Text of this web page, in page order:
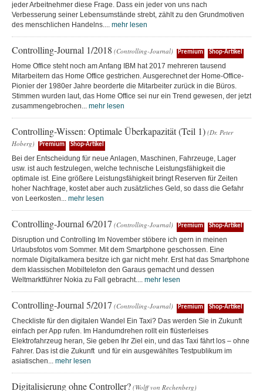
jeder Arbeitnehmer diese Frage. Dass ein jeder von uns nach
Verbesserung seiner Lebensumstände strebt, zählt zu den Grundmotiven
des menschlichen Handelns.... mehr lesen
Controlling-Journal 1/2018 (Controlling-Journal) Premium Shop-Artikel
Home Office steht noch am Anfang IBM hat 2017 mehreren tausend
Mitarbeitern das Home Office gestrichen. Ausgerechnet der Home-Office-
Pionier der 1980er Jahre beorderte die Mitarbeiter zurück in die Büros.
Stimmen wurden laut, das Home Office sei nur ein Trend gewesen, der jetzt
zusammengebrochen... mehr lesen
Controlling-Wissen: Optimale Überkapazität (Teil 1) (Dr. Peter
Hoberg)
Premium Shop-Artikel
Bei der Entscheidung für neue Anlagen, Maschinen, Fahrzeuge, Lager
usw. ist auch festzulegen, welche technische Leistungsfähigkeit die
optimale ist. Eine größere Leistungsfähigkeit bringt Reserven für Zeiten
hoher Nachfrage, kostet aber auch zusätzliches Geld, so dass die Gefahr
von Leerkosten... mehr lesen
Controlling-Journal 6/2017 (Controlling-Journal) Premium Shop-Artikel
Disruption und Controlling Im November stöbere ich gern in meinen
Urlaubsfotos vom Sommer. Mit dem Smartphone geschossen. Eine
normale Digitalkamera besitze ich gar nicht mehr. Erst hat das Smartphone
dem klassischen Mobiltelefon den Garaus gemacht und dessen
Weltmarktführer Nokia zu Fall gebracht.... mehr lesen
Controlling-Journal 5/2017 (Controlling-Journal) Premium Shop-Artikel
Checkliste für den digitalen Wandel Ein Taxi? Das werden Sie in Zukunft
einfach per App rufen. Im Handumdrehen rollt ein flüsterleises
Elektrofahrzeug heran, Sie geben Ihr Ziel ein, und das Taxi fährt los – ohne
Fahrer. Das ist die Zukunft und für ein ausgewähltes Testpublikum im
asiatischen... mehr lesen
Digitalisierung ohne Controller? (Wolff von Rechenberg)